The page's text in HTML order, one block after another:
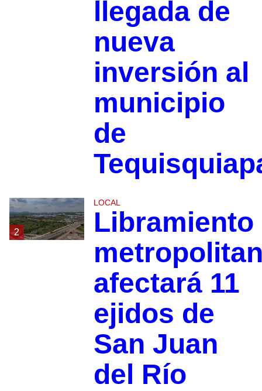
llegada de
nueva
inversión al
municipio
de
2
LOCAL
Libramiento
afectará 11
ejidos de
San Juan
del Río